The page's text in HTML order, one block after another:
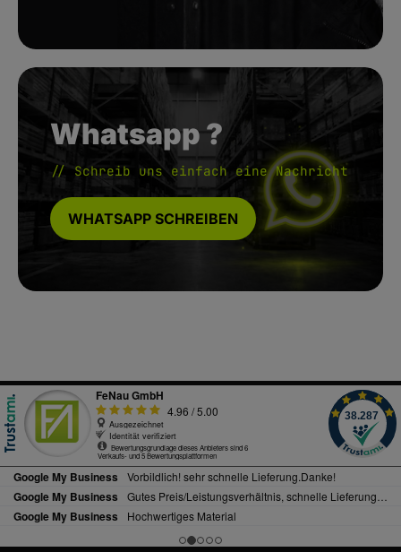
Whatsapp ?
// Schreib uns einfach eine Nachricht
WHATSAPP SCHREIBEN